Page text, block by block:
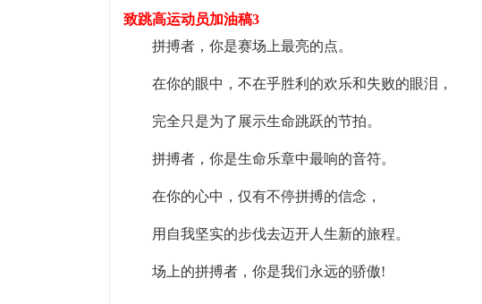
致跳高运动员加油稿3
拼搏者，你是赛场上最亮的点。
在你的眼中，不在乎胜利的欢乐和失败的眼泪，
完全只是为了展示生命跳跃的节拍。
拼搏者，你是生命乐章中最响的音符。
在你的心中，仅有不停拼搏的信念，
用自我坚实的步伐去迈开人生新的旅程。
场上的拼搏者，你是我们永远的骄傲!